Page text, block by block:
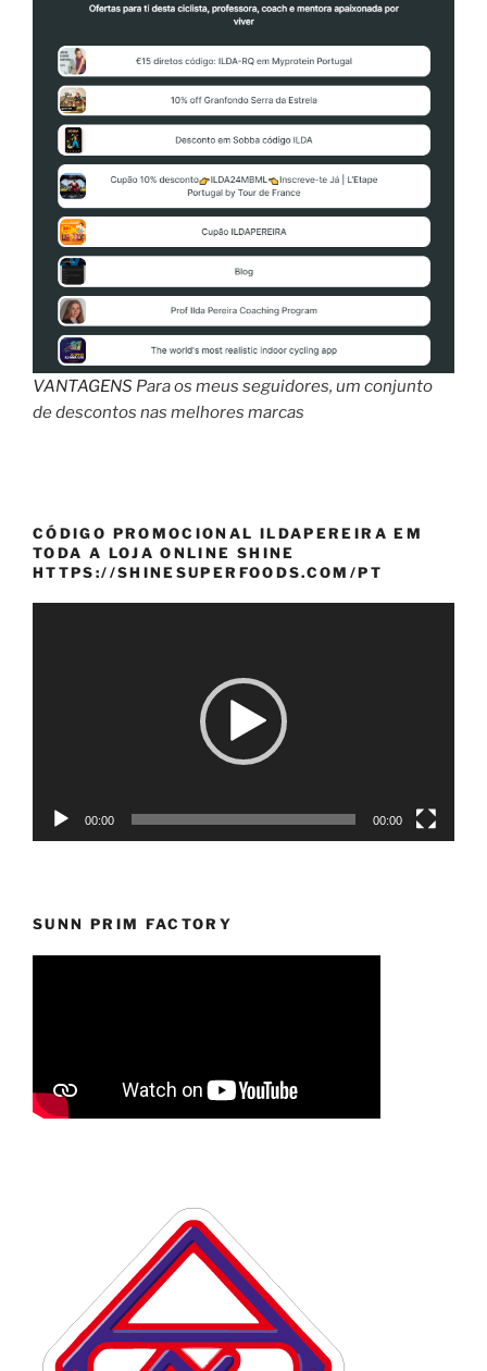
Múltiplas”
VANTAGENS Para os meus seguidores, um conjunto
de descontos nas melhores marcas
CÓDIGO PROMOCIONAL ILDAPEREIRA EM
TODA A LOJA ONLINE SHINE
HTTPS://SHINESUPERFOODS.COM/PT
00:00 00:00
SUNN PRIM FACTORY